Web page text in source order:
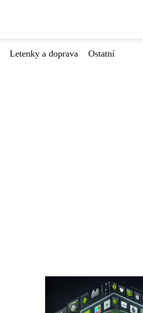
Letenky a doprava
Ostatní